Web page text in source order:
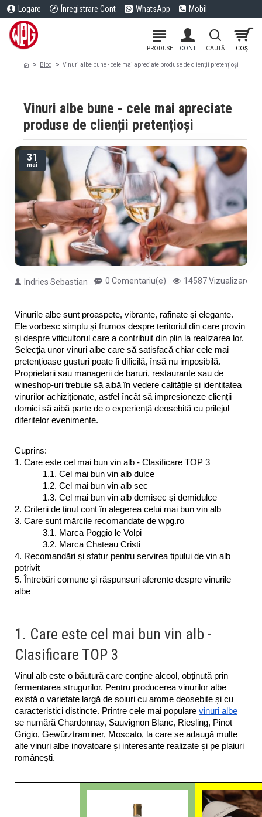
Logare Înregistrare Cont WhatsApp Mobil
Blog Vinuri albe bune - cele mai apreciate produse de clienții pretențioși
Vinuri albe bune - cele mai apreciate
produse de clienții pretențioși
31
mai
Indries Sebastian 0 Comentariu(e) 14587 Vizualizare(e)
Vinurile albe sunt proaspete, vibrante, rafinate și elegante.
Ele vorbesc simplu și frumos despre teritoriul din care provin
și despre viticultorul care a contribuit din plin la realizarea lor.
Selecția unor vinuri albe care să satisfacă chiar cele mai
pretențioase gusturi poate fi dificilă, însă nu imposibilă.
Proprietarii sau managerii de baruri, restaurante sau de
wineshop-uri trebuie să aibă în vedere calitățile și identitatea
vinurilor achiziționate, astfel încât să impresioneze clienții
dornici să aibă parte de o experiență deosebită cu prilejul
diferitelor evenimente.
Cuprins:
1. Care este cel mai bun vin alb - Clasificare TOP 3
1.1. Cel mai bun vin alb dulce
1.2. Cel mai bun vin alb sec
1.3. Cel mai bun vin alb demisec și demidulce
2. Criterii de ținut cont în alegerea celui mai bun vin alb
3. Care sunt mărcile recomandate de wpg.ro
3.1. Marca Poggio le Volpi
3.2. Marca Chateau Cristi
4. Recomandări și sfatur pentru servirea tipului de vin alb
potrivit
5. Întrebări comune și răspunsuri aferente despre vinurile
albe
1. Care este cel mai bun vin alb -
Clasificare TOP 3
Vinul alb este o băutură care conține alcool, obținută prin
fermentarea strugurilor. Pentru producerea vinurilor albe
există o varietate largă de soiuri cu arome deosebite și cu
caracteristici distincte. Printre cele mai populare vinuri albe
se numără Chardonnay, Sauvignon Blanc, Riesling, Pinot
Grigio, Gewürztraminer, Moscato, la care se adaugă multe
alte vinuri albe inovatoare și interesante realizate și pe plaiuri
românești.